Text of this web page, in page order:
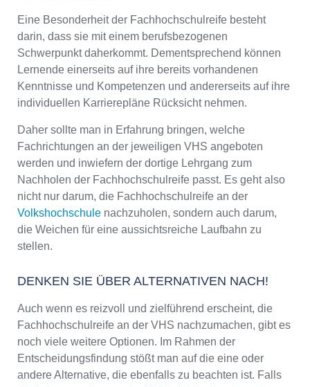
Eine Besonderheit der Fachhochschulreife besteht
darin, dass sie mit einem berufsbezogenen
Schwerpunkt daherkommt. Dementsprechend können
Lernende einerseits auf ihre bereits vorhandenen
Kenntnisse und Kompetenzen und andererseits auf ihre
individuellen Karrierepläne Rücksicht nehmen.
Daher sollte man in Erfahrung bringen, welche
Fachrichtungen an der jeweiligen VHS angeboten
werden und inwiefern der dortige Lehrgang zum
Nachholen der Fachhochschulreife passt. Es geht also
nicht nur darum, die Fachhochschulreife an der
Volkshochschule nachzuholen, sondern auch darum,
die Weichen für eine aussichtsreiche Laufbahn zu
stellen.
DENKEN SIE ÜBER ALTERNATIVEN NACH!
Auch wenn es reizvoll und zielführend erscheint, die
Fachhochschulreife an der VHS nachzumachen, gibt es
noch viele weitere Optionen. Im Rahmen der
Entscheidungsfindung stößt man auf die eine oder
andere Alternative, die ebenfalls zu beachten ist. Falls